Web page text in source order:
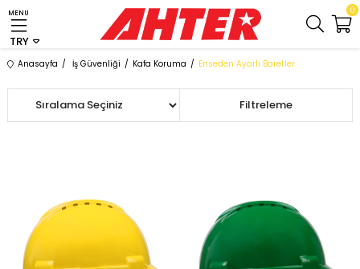
MENU
TRY
0
Anasayfa İş Güvenliği Kafa Koruma Enseden Ayarlı Baretler
Filtreleme
Sıralama